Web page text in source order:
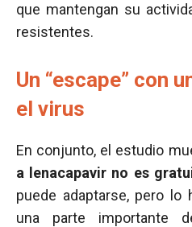
que mantengan su
resistentes.
Un “escape” con
el virus
En conjunto, el estudio
a lenacapavir no es
puede adaptarse, pero
una parte importante